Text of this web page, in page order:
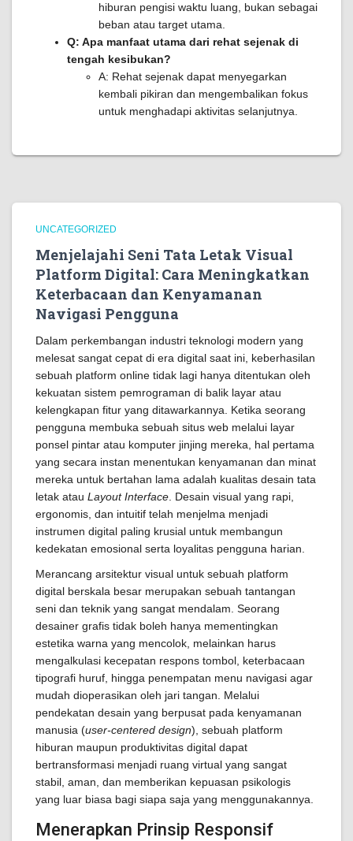
hiburan pengisi waktu luang, bukan sebagai
beban atau target utama.
Q: Apa manfaat utama dari rehat sejenak di
tengah kesibukan?
A: Rehat sejenak dapat menyegarkan
kembali pikiran dan mengembalikan fokus
untuk menghadapi aktivitas selanjutnya.
UNCATEGORIZED
Menjelajahi Seni Tata Letak Visual
Platform Digital: Cara Meningkatkan
Keterbacaan dan Kenyamanan
Navigasi Pengguna
Dalam perkembangan industri teknologi modern yang
melesat sangat cepat di era digital saat ini, keberhasilan
sebuah platform online tidak lagi hanya ditentukan oleh
kekuatan sistem pemrograman di balik layar atau
kelengkapan fitur yang ditawarkannya. Ketika seorang
pengguna membuka sebuah situs web melalui layar
ponsel pintar atau komputer jinjing mereka, hal pertama
yang secara instan menentukan kenyamanan dan minat
mereka untuk bertahan lama adalah kualitas desain tata
letak atau Layout Interface . Desain visual yang rapi,
ergonomis, dan intuitif telah menjelma menjadi
instrumen digital paling krusial untuk membangun
kedekatan emosional serta loyalitas pengguna harian.
Merancang arsitektur visual untuk sebuah platform
digital berskala besar merupakan sebuah tantangan
seni dan teknik yang sangat mendalam. Seorang
desainer grafis tidak boleh hanya mementingkan
estetika warna yang mencolok, melainkan harus
mengalkulasi kecepatan respons tombol, keterbacaan
tipografi huruf, hingga penempatan menu navigasi agar
mudah dioperasikan oleh jari tangan. Melalui
pendekatan desain yang berpusat pada kenyamanan
manusia (user-centered design), sebuah platform
hiburan maupun produktivitas digital dapat
bertransformasi menjadi ruang virtual yang sangat
stabil, aman, dan memberikan kepuasan psikologis
yang luar biasa bagi siapa saja yang menggunakannya.
Menerapkan Prinsip Responsif